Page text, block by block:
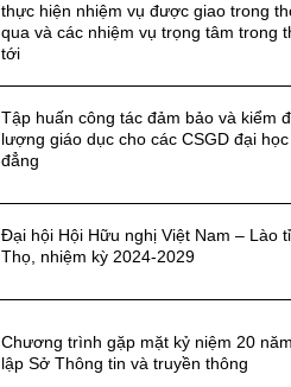
thực hiện nhiệm vụ được giao trong
qua và các nhiệm vụ trọng tâm trong
tới
Tập huấn công tác đảm bảo và kiểm
lượng giáo dục cho các CSGD đại
đẳng
Đại hội Hội Hữu nghị Việt Nam – Lào
Thọ, nhiệm kỳ 2024-2029
Chương trình gặp mặt kỷ niệm 20
lập Sở Thông tin và truyền thông